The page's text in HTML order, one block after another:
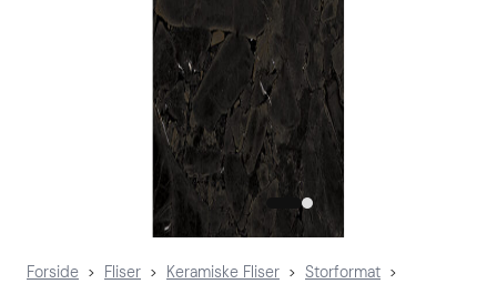
Forside > Fliser > Keramiske Fliser > Storformat >